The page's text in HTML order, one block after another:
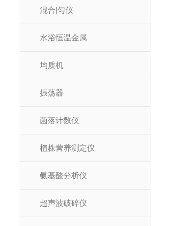
混合|匀仪
水浴恒温金属
均质机
振荡器
菌落计数仪
植株营养测定仪
氨基酸分析仪
超声波破碎仪